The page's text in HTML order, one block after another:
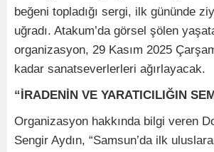
beğeni topladığı sergi, ilk gününde
uğradı. Atakum’da görsel şölen
organizasyon, 29 Kasım 2025
kadar sanatseverlerleri ağırlayacak.
“İRADENİN VE YARATICILIĞIN
Organizasyon hakkında bilgi veren
Sengir Aydın, “Samsun’da ilk